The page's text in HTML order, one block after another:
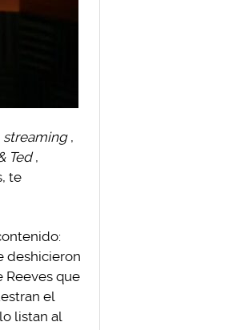
streaming ,
Ted ,
te
deshicieron
que
el
listan al